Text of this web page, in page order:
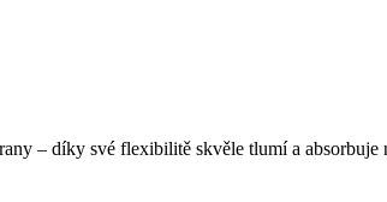
– díky své flexibilitě skvěle tlumí a absorbuje